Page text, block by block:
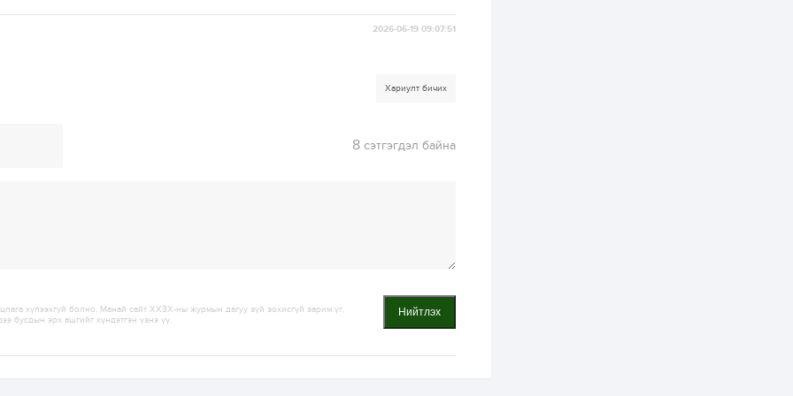
2026-06-19 09:07:51
Хариулт бичих
8 сэтгэгдэл байна
Нийтлэх
хүлээхгүй болно. Манай сайт ХХЗХ-ны журмын дагуу зүй зохисгүй зарим үг,
бусдын эрх ашгийг хүндэтгэн үзнэ үү.